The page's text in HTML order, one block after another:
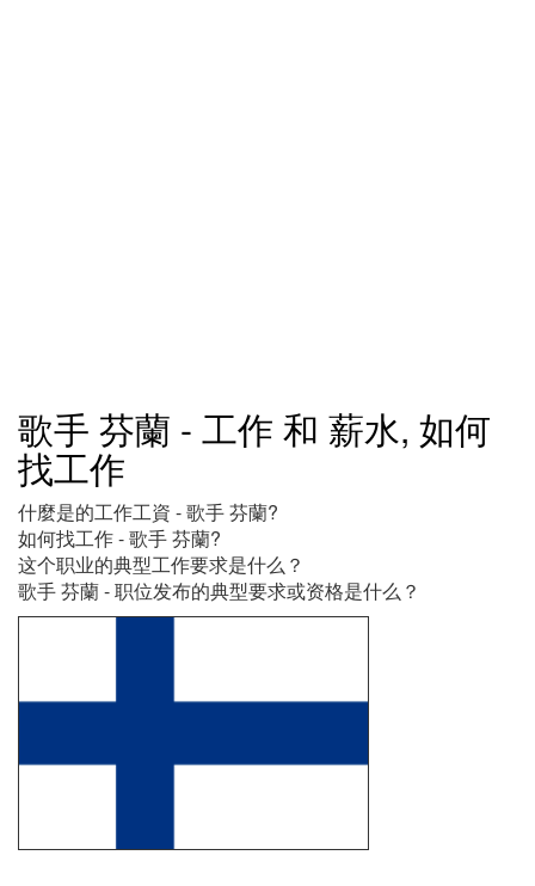
歌手 芬蘭 - 工作 和 薪水, 如何
找工作
什麼是的工作工資 - 歌手 芬蘭?
如何找工作 - 歌手 芬蘭?
这个职业的典型工作要求是什么？
歌手 芬蘭 - 职位发布的典型要求或资格是什么？